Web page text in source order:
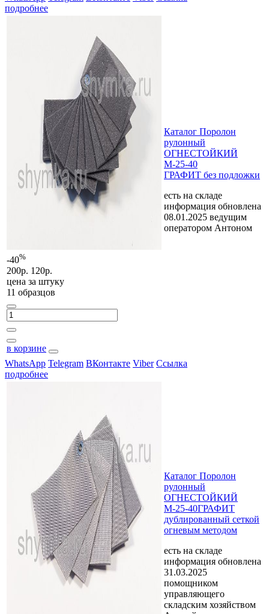
подробнее
-40%
200р. 120р.
цена за штуку
11 образцов
в корзине
Каталог Поролон
рулонный
ОГНЕСТОЙКИЙ
М-25-40
ГРАФИТ без подложки
есть на складе
информация обновлена
08.01.2025 ведущим
оператором Антоном
WhatsApp Telegram ВКонтакте Viber Ссылка
подробнее
Каталог Поролон
рулонный
ОГНЕСТОЙКИЙ
М-25-40ГРАФИТ
дублированный сеткой
огневым методом
есть на складе
информация обновлена
31.03.2025
помощником
управляющего
складским хозяйством